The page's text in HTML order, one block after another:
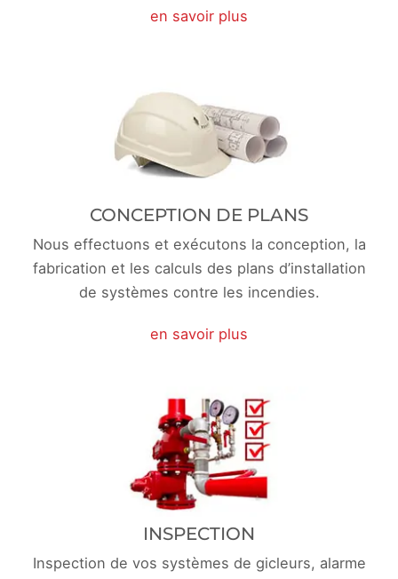
en savoir plus
CONCEPTION DE PLANS
Nous effectuons et exécutons la conception, la
fabrication et les calculs des plans d’installation
de systèmes contre les incendies.
en savoir plus
INSPECTION
Inspection de vos systèmes de gicleurs, alarme